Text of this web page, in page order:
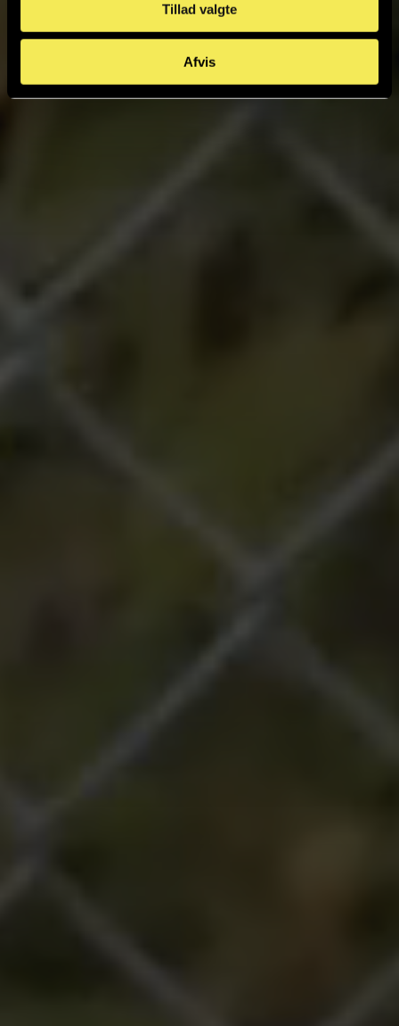
Tillad valgte
Afvis